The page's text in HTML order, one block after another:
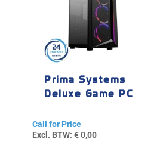
Prima Systems
Deluxe Game PC
Call for Price
Excl. BTW: €0,00